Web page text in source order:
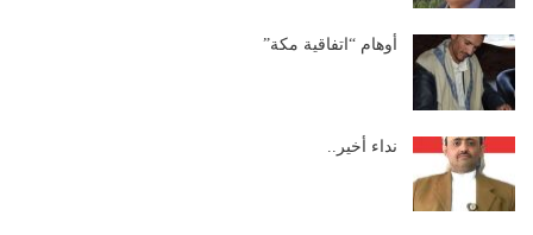
أوهام “اتفاقية مكة”
نداء أخير..